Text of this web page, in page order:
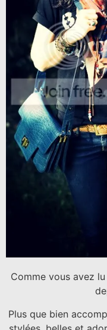
Comme vous avez lu
Plus que bien